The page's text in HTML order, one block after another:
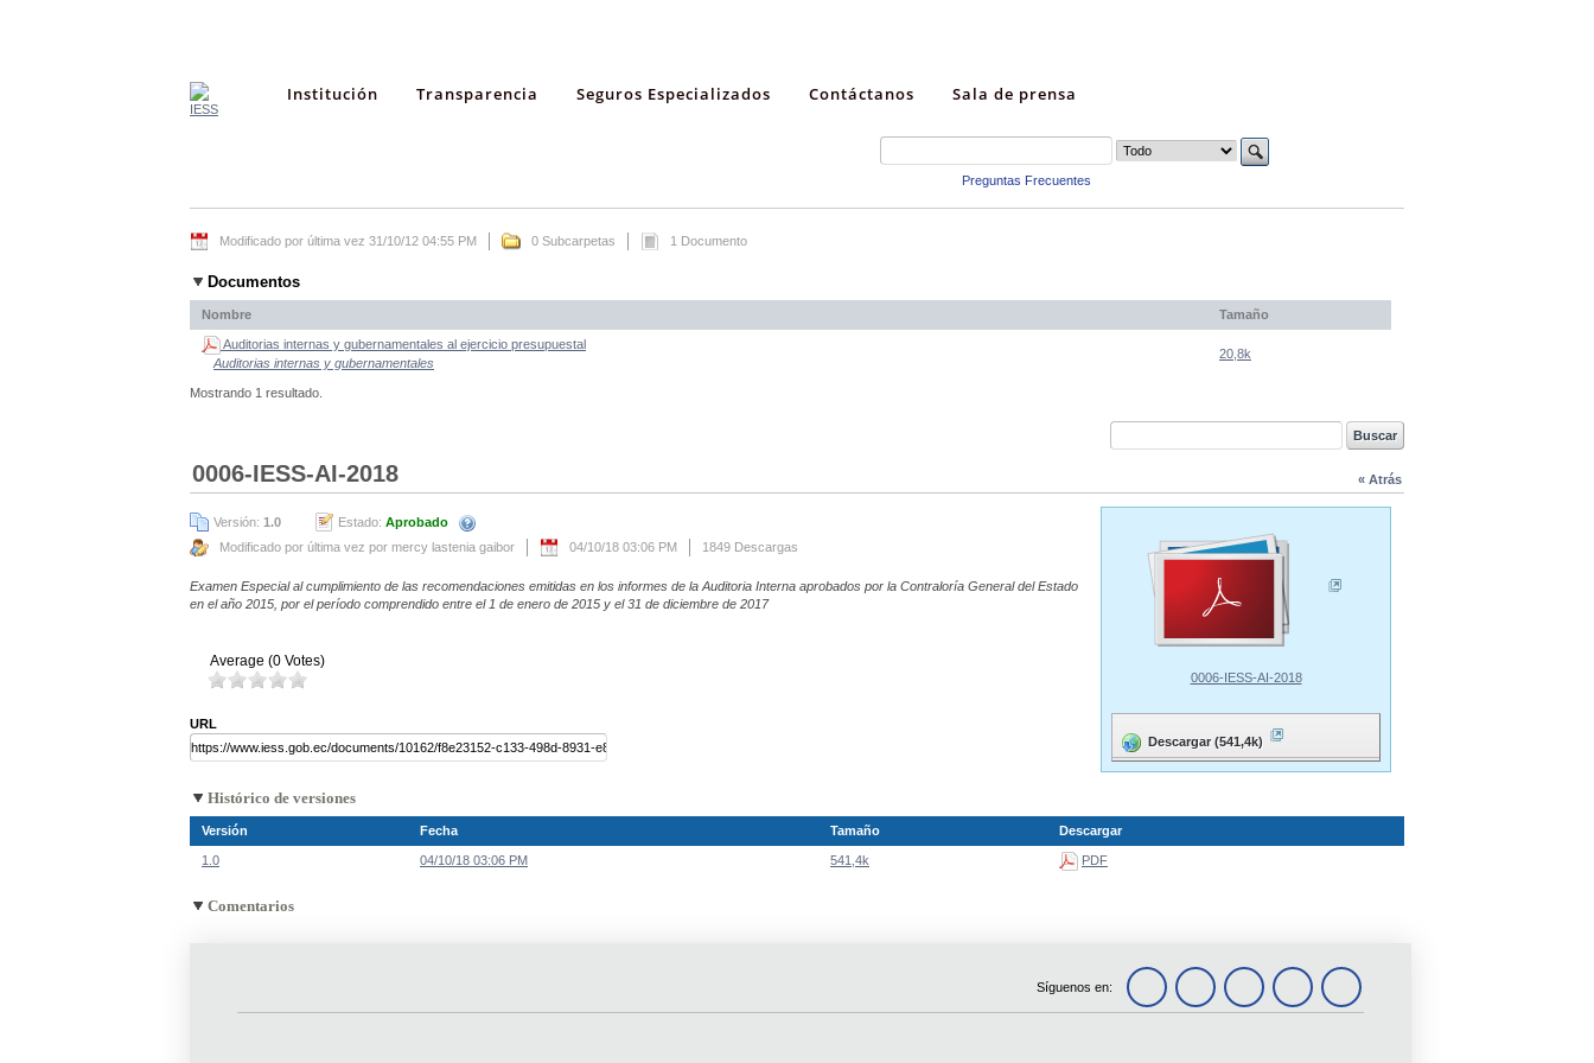
Institución Transparencia Seguros Especializados Contáctanos Sala de prensa
Preguntas Frecuentes
Modificado por última vez 31/10/12 04:55 PM 0 Subcarpetas 1 Documento
Documentos
Nombre Tamaño
Auditorias internas y gubernamentales al ejercicio presupuestal
Auditorias internas y gubernamentales
20,8k
Mostrando 1 resultado.
« Atrás
0006-IESS-AI-2018
Versión: 1.0 Estado: Aprobado
Modificado por última vez por mercy lastenia gaibor
04/10/18 03:06 PM 1849 Descargas
Examen Especial al cumplimiento de las recomendaciones emitidas en los informes de la Auditoria Interna aprobados por la Contraloría General del Estado
en el año 2015, por el período comprendido entre el 1 de enero de 2015 y el 31 de diciembre de 2017
Average (0 Votes)
URL
0006-IESS-AI-2018
Descargar (541,4k)
Histórico de versiones
Versión Fecha Tamaño Descargar
1.0 04/10/18 03:06 PM 541,4k PDF
Comentarios
Síguenos en: